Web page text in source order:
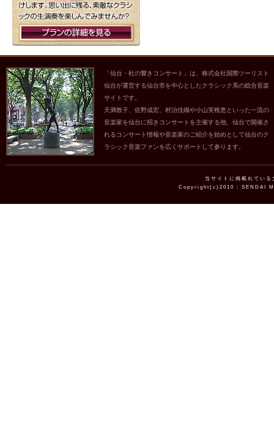
「仙台・杜の響きコンサート」は、株式会社国際ツーリスト
仙台が運営する仙台市を中心としたクラシック系の総合音楽
サイトです。
天満敦子、佐野成宏、村治佳織や小山実稚恵といった一流の
音楽家を仙台に招きコンサートを主催する他、仙台で開催さ
れるコンサート情報や音楽家のご紹介を始めとして仙台のク
ラシック音楽ファンを広くサポートして参ります。
当サイトに掲載れてい
Copyright(c)2010 : SENDAI